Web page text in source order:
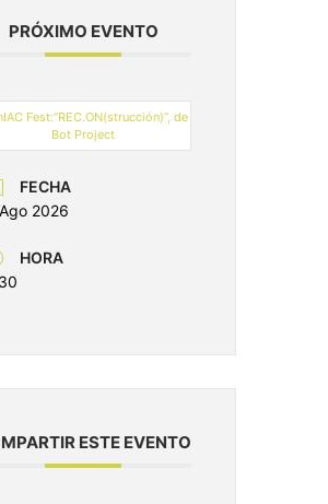
PRÓXIMO EVENTO
Fest:“REC.ON(strucción)”, de
Bot Project
FECHA
2026
HORA
ESTE EVENTO